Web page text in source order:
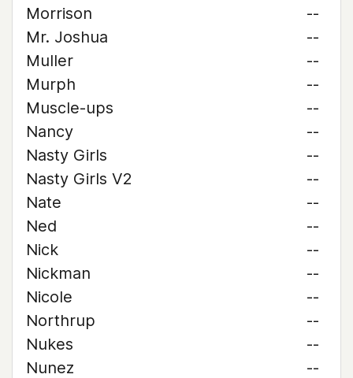
Morrison
--
Mr. Joshua
--
Muller
--
Murph
--
Muscle-ups
--
Nancy
--
Nasty Girls
--
Nasty Girls V2
--
Nate
--
Ned
--
Nick
--
Nickman
--
Nicole
--
Northrup
--
Nukes
--
Nunez
--